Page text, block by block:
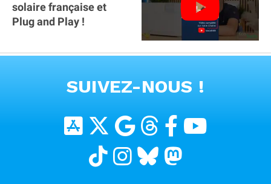
solaire française et
Plug and Play !
SUIVEZ-NOUS !